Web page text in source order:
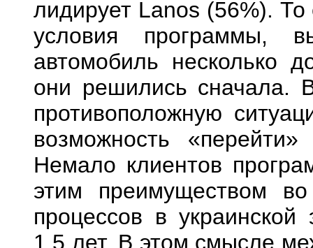
лидирует Lanos (56%). То
условия программы,
автомобиль несколько
они решились сначала.
противоположную
возможность
Немало клиентов
этим преимуществом
процессов в
1,5 лет. В этом смысле